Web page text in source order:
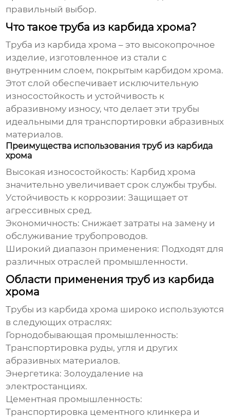
правильный выбор.
Что такое труба из карбида хрома?
Труба из карбида хрома – это высокопрочное
изделие, изготовленное из стали с
внутренним слоем, покрытым карбидом хрома.
Этот слой обеспечивает исключительную
износостойкость и устойчивость к
абразивному износу, что делает эти трубы
идеальными для транспортировки абразивных
материалов.
Преимущества использования труб из карбида
хрома
Высокая износостойкость: Карбид хрома
значительно увеличивает срок службы трубы.
Устойчивость к коррозии: Защищает от
агрессивных сред.
Экономичность: Снижает затраты на замену и
обслуживание трубопроводов.
Широкий диапазон применения: Подходят для
различных отраслей промышленности.
Области применения труб из карбида
хрома
Трубы из карбида хрома широко используются
в следующих отраслях:
Горнодобывающая промышленность:
Транспортировка руды, угля и других
абразивных материалов.
Энергетика: Золоудаление на
электростанциях.
Цементная промышленность:
Транспортировка цементного клинкера и